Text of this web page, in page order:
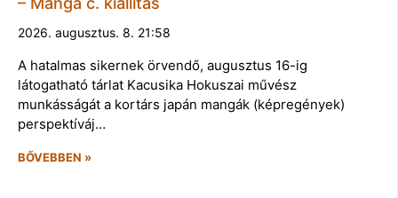
2026. augusztus. 8. 21:58
A hatalmas sikernek örvendő, augusztus 16-ig
látogatható tárlat Kacusika Hokuszai művész
munkásságát a kortárs japán mangák (képregények)
perspektíváj…
BŐVEBBEN »